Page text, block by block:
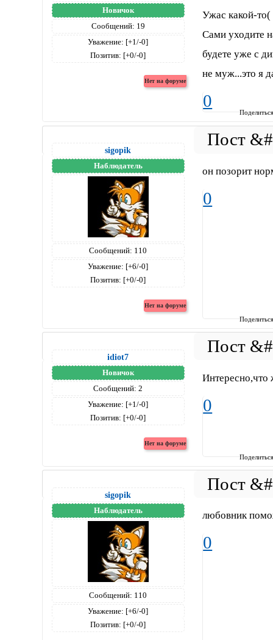
Новичок
Сообщений: 19
Уважение: [+1/-0]
Позитив: [+0/-0]
Ужас какой-то(
Сами уходите
будете уже с
не муж...это я
0
sigopik
Наблюдатель
Сообщений: 110
Уважение: [+6/-0]
Позитив: [+0/-0]
он позорит
0
idiot7
Новичок
Сообщений: 2
Уважение: [+1/-0]
Позитив: [+0/-0]
Интересно,что
0
sigopik
Наблюдатель
Сообщений: 110
Уважение: [+6/-0]
Позитив: [+0/-0]
любовник
0